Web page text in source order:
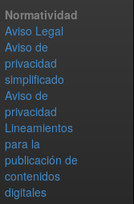
Normatividad
Aviso Legal
Aviso de
privacidad
simplificado
Aviso de
privacidad
Lineamientos
para la
publicación de
contenidos
digitales